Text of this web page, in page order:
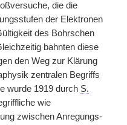
die die
der Elektronen
des Bohrschen
bahnten diese
den Weg zur Klärung
zentralen Begriffs
wurde 1919 durch S.
wie
zwischen Anregungs-